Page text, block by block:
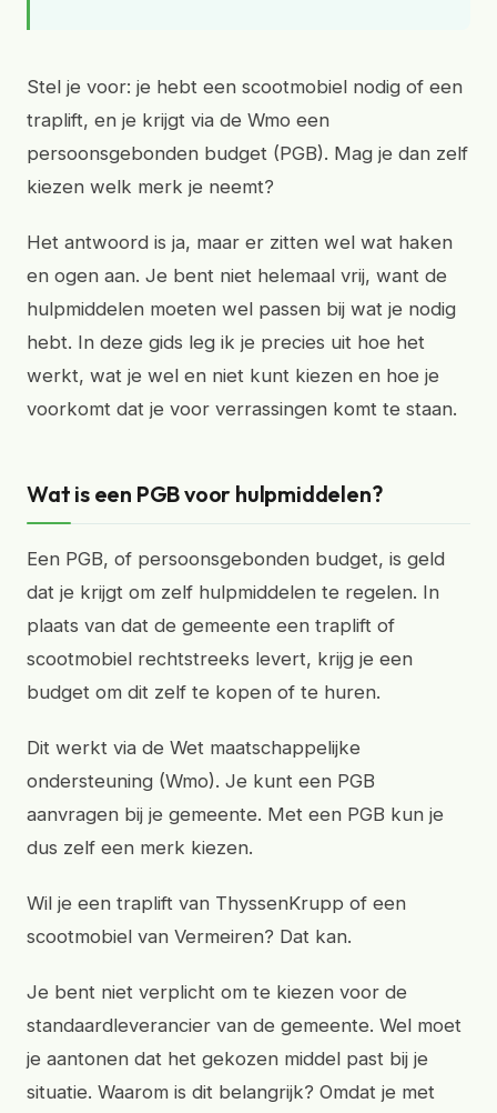
Stel je voor: je hebt een scootmobiel nodig of een
traplift, en je krijgt via de Wmo een
persoonsgebonden budget (PGB). Mag je dan zelf
kiezen welk merk je neemt?
Het antwoord is ja, maar er zitten wel wat haken
en ogen aan. Je bent niet helemaal vrij, want de
hulpmiddelen moeten wel passen bij wat je nodig
hebt. In deze gids leg ik je precies uit hoe het
werkt, wat je wel en niet kunt kiezen en hoe je
voorkomt dat je voor verrassingen komt te staan.
Wat is een PGB voor hulpmiddelen?
Een PGB, of persoonsgebonden budget, is geld
dat je krijgt om zelf hulpmiddelen te regelen. In
plaats van dat de gemeente een traplift of
scootmobiel rechtstreeks levert, krijg je een
budget om dit zelf te kopen of te huren.
Dit werkt via de Wet maatschappelijke
ondersteuning (Wmo). Je kunt een PGB
aanvragen bij je gemeente. Met een PGB kun je
dus zelf een merk kiezen.
Wil je een traplift van ThyssenKrupp of een
scootmobiel van Vermeiren? Dat kan.
Je bent niet verplicht om te kiezen voor de
standaardleverancier van de gemeente. Wel moet
je aantonen dat het gekozen middel past bij je
situatie. Waarom is dit belangrijk? Omdat je met